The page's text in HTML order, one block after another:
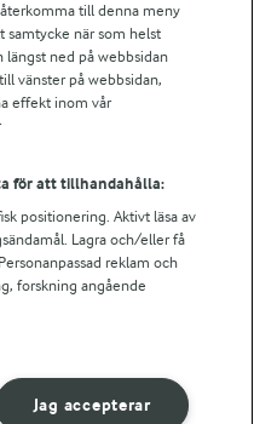
till denna meny
samtycke när som helst
längst ned på webbsidan
vänster på webbsidan,
effekt inom vår
för att tillhandahålla:
positionering. Aktivt läsa av
Lagra och/eller få
reklam och
forskning angående
Jag accepterar